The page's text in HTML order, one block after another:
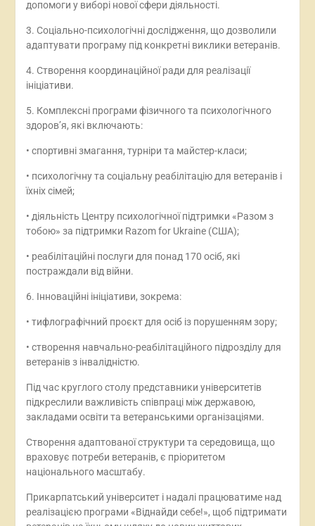
допомоги у виборі нової сфери діяльності.
3. Соціально-психологічні дослідження, що дозволили
адаптувати програму під конкретні виклики ветеранів.
4. Створення координаційної ради для реалізації
ініціативи.
5. Комплексні програми фізичного та психологічного
здоров’я, які включають:
• спортивні змагання, турніри та майстер-класи;
• психологічну та соціальну реабілітацію для ветеранів і
їхніх сімей;
• діяльність Центру психологічної підтримки «Разом з
тобою» за підтримки Razom for Ukraine (США);
• реабілітаційні послуги для понад 170 осіб, які
постраждали від війни.
6. Інноваційні ініціативи, зокрема:
• тифлографічний проєкт для осіб із порушенням зору;
• створення навчально-реабілітаційного підрозділу для
ветеранів з інвалідністю.
Під час круглого столу представники університетів
підкреслили важливість співпраці між державою,
закладами освіти та ветеранськими організаціями.
Створення адаптованої структури та середовища, що
враховує потреби ветеранів, є пріоритетом
національного масштабу.
Прикарпатський університет і надалі працюватиме над
реалізацією програми «Віднайди себе!», щоб підтримати